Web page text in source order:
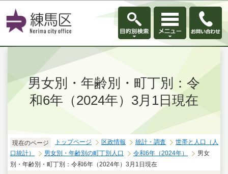
このページの本文へ移動
男女別・年齢別・町丁別：令
和6年（2024年）3月1日現在
現在のページ トップページ 区政情報 統計・調査
世帯と人口（人
口統計）
男女別・年齢別の町丁別人口 令和6年（2024年）
男女
別・年齢別・町丁別：令和6年（2024年）3月1日現在